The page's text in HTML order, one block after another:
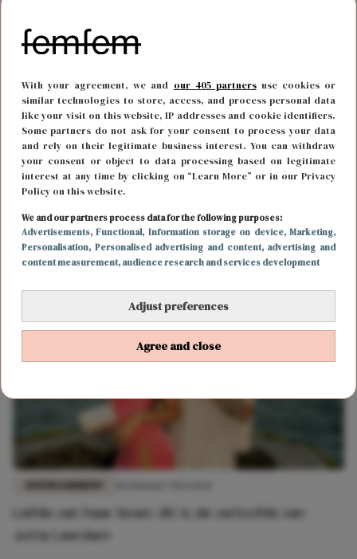
With your agreement, we and our 405 partnersuse cookies or
similar technologies to store, access, and process personal data
like your visit on this website, IP addresses and cookie identifiers.
Some partners do not ask for your consent to process your data
and rely on their legitimate business interest. You can withdraw
your consent or object to data processing based on legitimate
interest at any time by clicking on “Learn More” or in our Privacy
Policy on this website.
We and our partners process data for the following purposes:
Advertisements, Functional, Information storage on device, Marketing,
Personalisation, Personalised advertising and content, advertising and
content measurement, audience research and services development
Adjust preferences
Agree and close
Dit zijn de meest besproken sporters van de
Olympische Winterspelen
Liefde van haar leven: dít is de verloofde van
Jutta Leerdam